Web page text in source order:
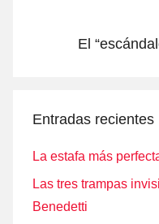
El
Entradas recientes
La estafa más
Las tres trampas
Benedetti